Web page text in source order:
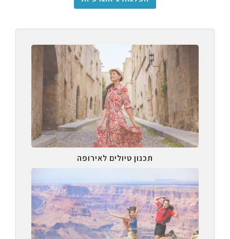
תכנון טיולים לאירופה